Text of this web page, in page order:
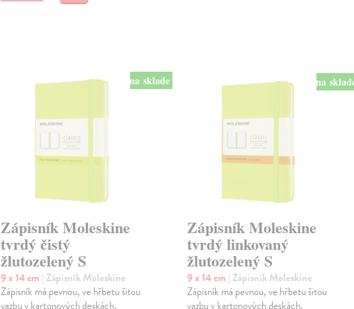
na sklade
Zápisník Moleskine
tvrdý čistý
žlutozelený S
9 x 14 cm | Zápisník Moleskine
Zápisník má pevnou, ve hřbetu šitou
vazbu v kartonových deskách.
na
Zápisník Moleskine
tvrdý linkovaný
žlutozelený S
9 x 14 cm | Zápisník Moleskine
Zápisník má pevnou, ve hřbetu šitou
vazbu v kartonových deskách.